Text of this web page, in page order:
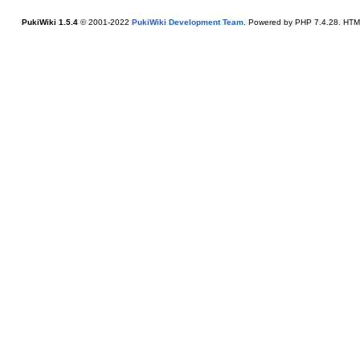
PukiWiki 1.5.4© 2001-2022 PukiWiki Development Team. Powered by PHP 7.4.28.